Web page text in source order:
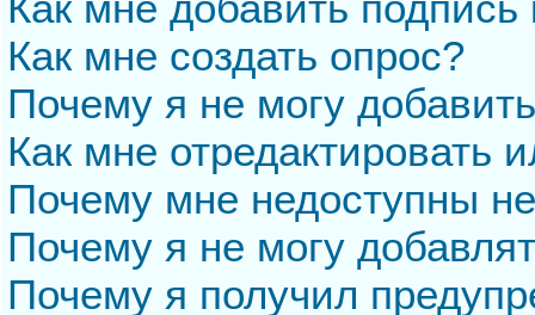
Как мне создать опрос?
Почему я не могу
Как мне отредактировать
Почему мне недоступны
Почему я не могу
Почему я получил